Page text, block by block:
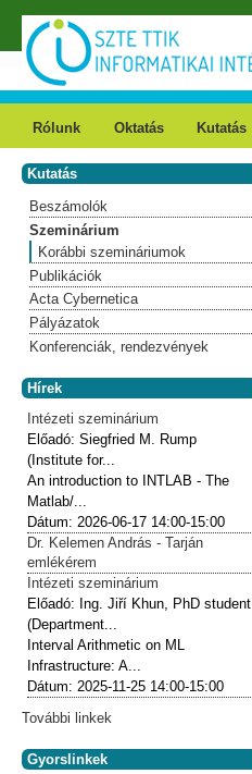
Ugrás a tartalomra
Rólunk Oktatás Kutatás
Kutatás
Beszámolók
Szeminárium
Korábbi szemináriumok
Publikációk
Acta Cybernetica
Pályázatok
Konferenciák, rendezvények
Hírek
Intézeti szeminárium
Előadó:Siegfried M. Rump
(Institute for...
An introduction to INTLAB - The
Matlab/...
Dátum:2026-06-17 14:00-15:00
Dr. Kelemen András - Tarján
emlékérem
Intézeti szeminárium
Előadó: Ing. Jiří Khun, PhD student
(Department...
Interval Arithmetic on ML
Infrastructure: A...
Dátum:2025-11-25 14:00-15:00
További linkek
Gyorslinkek